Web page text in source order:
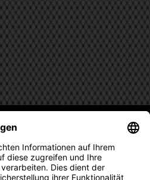
DHB-FANSHOP
SIE KEINE NEUIGKEIT ODER